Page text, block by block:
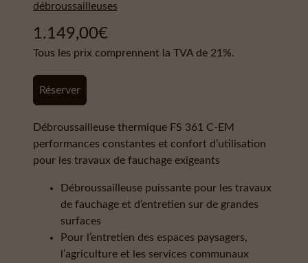
débroussailleuses
1.149,00€
Tous les prix comprennent la TVA de 21%.
Réserver
Débroussailleuse thermique FS 361 C-EM
performances constantes et confort d’utilisation
pour les travaux de fauchage exigeants
Débroussailleuse puissante pour les travaux
de fauchage et d’entretien sur de grandes
surfaces
Pour l’entretien des espaces paysagers,
l’agriculture et les services communaux